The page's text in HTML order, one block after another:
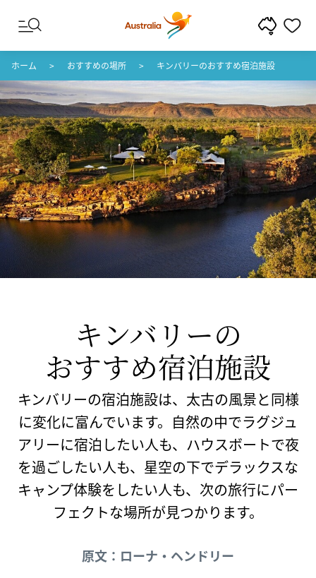
コンテンツへスキップ
フッターナビゲーションへスキップ
ホーム おすすめの場所 キンバリーのおすすめ宿泊施設
キンバリーの​
おすすめ宿泊施設
キンバリーの宿泊施設は、太古の風景と同様
に変化に富んでいます。自然の中でラグジュ
アリーに宿泊したい人も、ハウスボートで夜
を過ごしたい人も、星空の下でデラックスな
キャンプ体験をしたい人も、次の旅行にパー
フェクトな場所が見つかります。
原文：ローナ・ヘンドリー